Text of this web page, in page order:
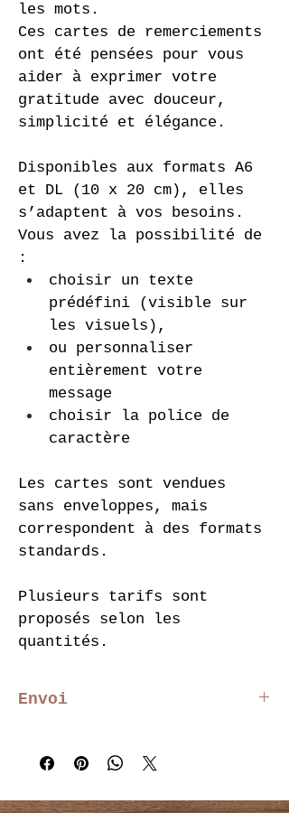
les mots.
Ces cartes de remerciements
ont été pensées pour vous
aider à exprimer votre
gratitude avec douceur,
simplicité et élégance.
Disponibles aux formats A6
et DL (10 x 20 cm), elles
s’adaptent à vos besoins.
Vous avez la possibilité de
:
choisir un texte
prédéfini (visible sur
les visuels),
ou personnaliser
entièrement votre
message
choisir la police de
caractère
Les cartes sont vendues
sans enveloppes, mais
correspondent à des formats
standards.
Plusieurs tarifs sont
proposés selon les
quantités.
Envoi
correspondent pas à votre
télécharger votre propre